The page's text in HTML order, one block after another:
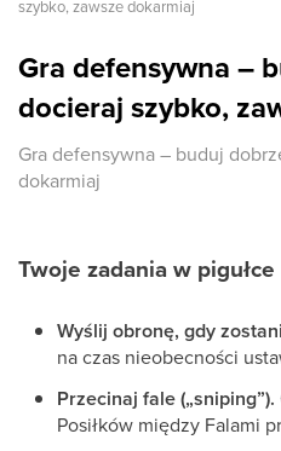
szybko, zawsze dokarmiaj
Gra defensywna –
docieraj szybko,
Gra defensywna – buduj
dokarmiaj
Twoje zadania w pigułce
Wyślij obronę, gdy
na czas nieobecności
Przecinaj fale („sniping”).
Posiłków między Falami